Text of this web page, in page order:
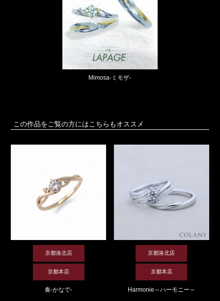
Mimosa-ミモザ-
この作品をご覧の方にはこちらもオススメ
京都洛北店
京都本店
奏-かなで-
京都洛北店
京都本店
Harmonie～ハーモニー～